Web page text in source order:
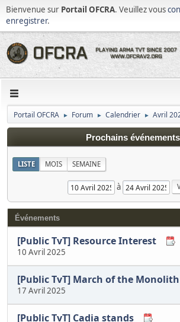
Bienvenue sur Portail OFCRA. Veuillez vous
enregistrer.
Portail OFCRA ► Forum ► Calendrier ► Avril
Prochains événements
LISTE MOIS SEMAINE
à
Événements
[Public TvT] Resource Interest
10 Avril 2025
[Public TvT] March of the Monolith
17 Avril 2025
[Public TvT] Cadia stands